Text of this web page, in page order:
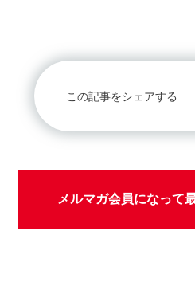
この記事をシェアする
メルマガ会員になって